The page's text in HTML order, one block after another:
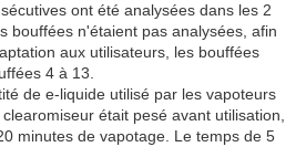
ont été analysées dans les 2
bouffées n'étaient pas analysées, afin
aux utilisateurs, les bouffées
4 à 13.
de e-liquide utilisé par les vapoteurs
était pesé avant utilisation,
minutes de vapotage. Le temps de 5